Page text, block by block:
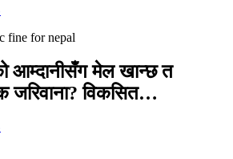
आम्दानीसँग मेल खान्छ त
जरिवाना? विकसित…